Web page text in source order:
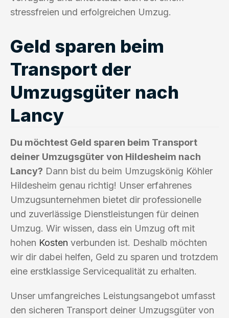
stressfreien und erfolgreichen Umzug.
Geld sparen beim
Transport der
Umzugsgüter nach
Lancy
Du möchtest Geld sparen beim Transport
deiner Umzugsgüter von Hildesheim nach
Lancy? Dann bist du beim Umzugskönig Köhler
Hildesheim genau richtig! Unser erfahrenes
Umzugsunternehmen bietet dir professionelle
und zuverlässige Dienstleistungen für deinen
Umzug. Wir wissen, dass ein Umzug oft mit
hohen Kosten verbunden ist. Deshalb möchten
wir dir dabei helfen, Geld zu sparen und trotzdem
eine erstklassige Servicequalität zu erhalten.
Unser umfangreiches Leistungsangebot umfasst
den sicheren Transport deiner Umzugsgüter von